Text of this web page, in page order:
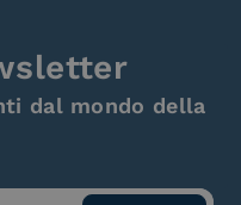
dal mondo della